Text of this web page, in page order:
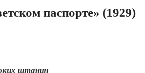
паспорте» (1929)
штанин